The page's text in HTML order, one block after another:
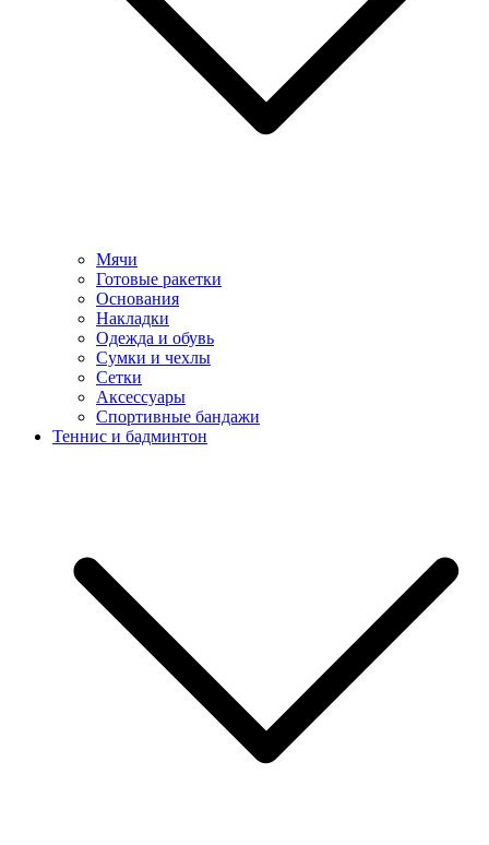
Мячи
Готовые ракетки
Основания
Накладки
Одежда и обувь
Сумки и чехлы
Сетки
Аксессуары
Спортивные бандажи
Теннис и бадминтон